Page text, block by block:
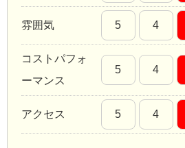
雰囲気 5 4
コストパフォ
ーマンス
5 4
アクセス 5 4